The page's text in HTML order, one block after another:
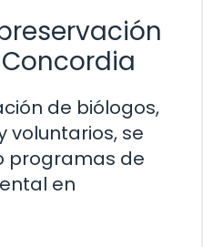
de biólogos,
voluntarios, se
programas de
en